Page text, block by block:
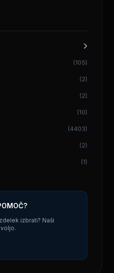
(105)
(2)
(2)
(10)
(4403)
(2)
(1)
izbrati? Naši